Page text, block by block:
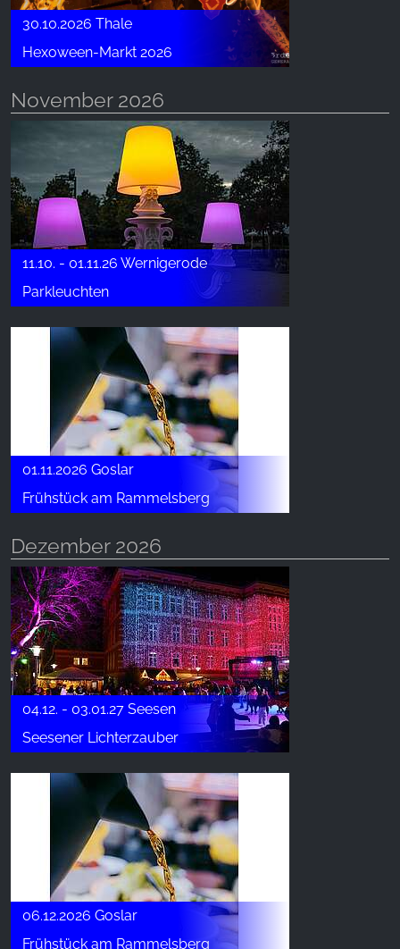
30.10.2026 Thale
Hexoween-Markt 2026
November 2026
11.10. - 01.11.26 Wernigerode
Parkleuchten
01.11.2026 Goslar
Frühstück am Rammelsberg
Dezember 2026
04.12. - 03.01.27 Seesen
Seesener Lichterzauber
06.12.2026 Goslar
Frühstück am Rammelsberg